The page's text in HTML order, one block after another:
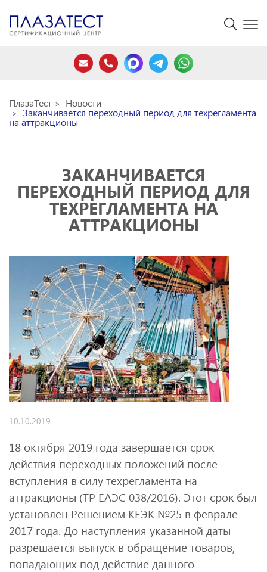
ПлазаТест Новости
Заканчивается переходный период для техрегламента
на аттракционы
ЗАКАНЧИВАЕТСЯ
ПЕРЕХОДНЫЙ ПЕРИОД ДЛЯ
ТЕХРЕГЛАМЕНТА НА
АТТРАКЦИОНЫ
10.10.2019
18 октября 2019 года завершается срок
действия переходных положений после
вступления в силу техрегламента на
аттракционы (ТР ЕАЭС 038/2016). Этот срок был
установлен Решением КЕЭК №25 в феврале
2017 года. До наступления указанной даты
разрешается выпуск в обращение товаров,
попадающих под действие данного